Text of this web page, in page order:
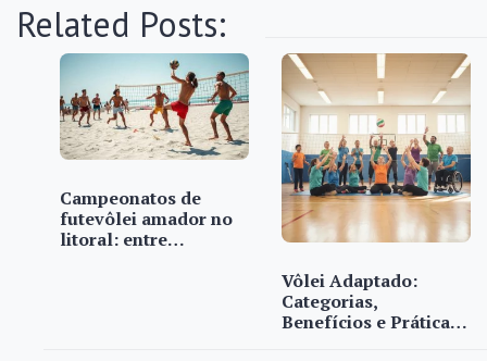
Related Posts:
Campeonatos de
futevôlei amador no
litoral: entre…
Vôlei Adaptado:
Categorias,
Benefícios e Prática…